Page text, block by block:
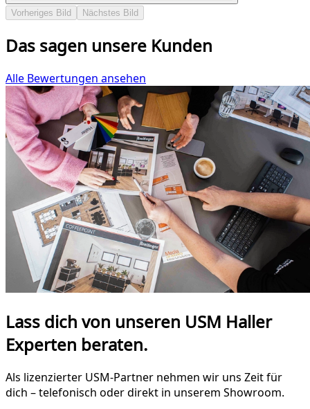
Vorheriges Bild Nächstes Bild
Das sagen unsere Kunden
Alle Bewertungen ansehen
Lass dich von unseren USM Haller
Experten beraten.
Als lizenzierter USM-Partner nehmen wir uns Zeit für
dich – telefonisch oder direkt in unserem Showroom.